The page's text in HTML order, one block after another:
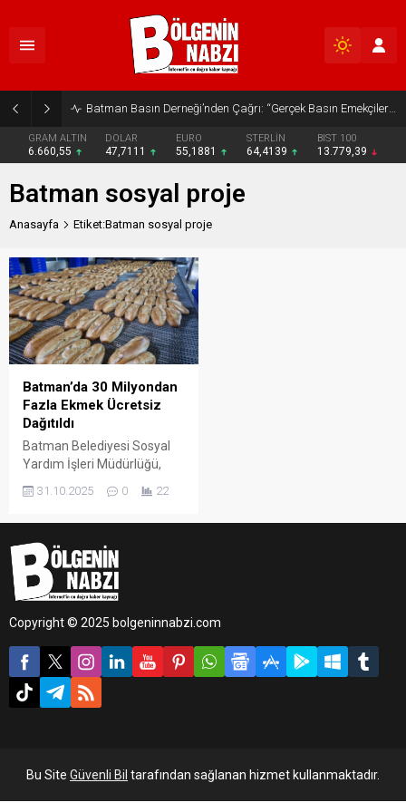
Batman Basın Derneği’nden Çağrı: “Gerçek Basın Emekçileri Desteklenmeli”
GRAM ALTIN
6.660,55
DOLAR
47,7111
EURO
55,1881
STERLİN
64,4139
BIST 100
13.779,39
Batman sosyal proje
Anasayfa Etiket:Batman sosyal proje
Batman’da 30 Milyondan
Fazla Ekmek Ücretsiz
Dağıtıldı
Batman Belediyesi Sosyal
Yardım İşleri Müdürlüğü,
kendi imkânlarıyla günlük 40
31.10.2025 0 22
Copyright © 2025 bolgeninnabzi.com
Bu Site Güvenli Bil tarafından sağlanan hizmet kullanmaktadır.